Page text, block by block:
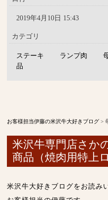
2019年4月10日 15:43
カテゴリ
ステーキ ランプ肉
品
お客様担当伊藤の米沢牛大好きブログ >
米沢牛専門店さか
商品（焼肉用特上
米沢牛大好きブログをお読み